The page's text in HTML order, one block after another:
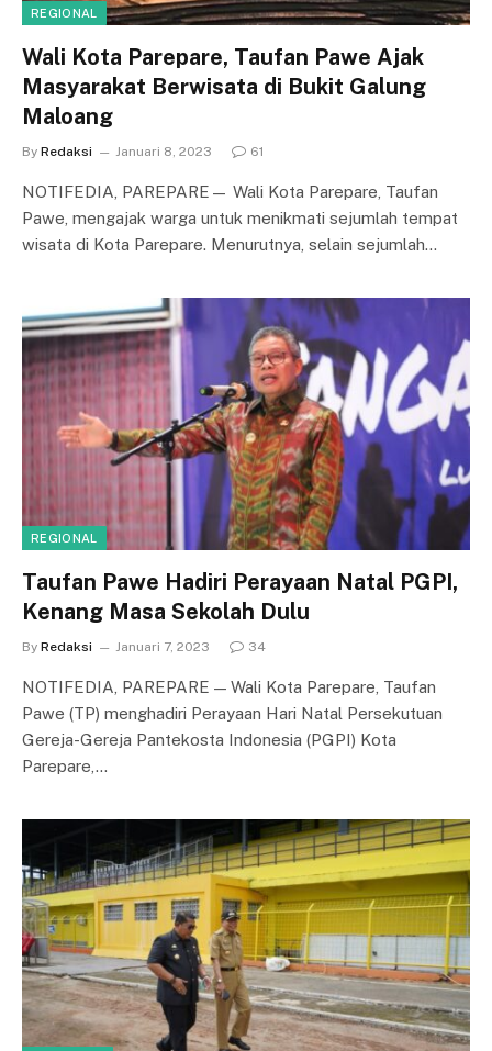
REGIONAL
Wali Kota Parepare, Taufan Pawe Ajak
Masyarakat Berwisata di Bukit Galung
Maloang
By Redaksi Januari 8, 2023 61
NOTIFEDIA, PAREPARE— Wali Kota Parepare, Taufan
Pawe, mengajak warga untuk menikmati sejumlah tempat
wisata di Kota Parepare. Menurutnya, selain sejumlah…
REGIONAL
Taufan Pawe Hadiri Perayaan Natal PGPI,
Kenang Masa Sekolah Dulu
By Redaksi Januari 7, 2023 34
NOTIFEDIA, PAREPARE — Wali Kota Parepare, Taufan
Pawe (TP) menghadiri Perayaan Hari Natal Persekutuan
Gereja-Gereja Pantekosta Indonesia (PGPI) Kota
Parepare,…